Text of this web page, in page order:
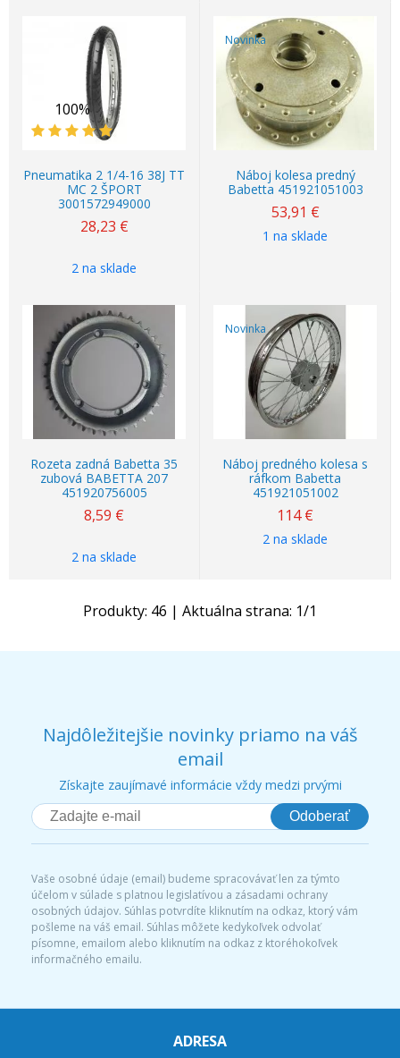
100%
Pneumatika 2 1/4-16 38J TT
MC 2 ŠPORT
3001572949000
28,23 €
2 na sklade
Novinka
Náboj kolesa predný
Babetta 451921051003
53,91 €
1 na sklade
Rozeta zadná Babetta 35
zubová BABETTA 207
451920756005
8,59 €
2 na sklade
Novinka
Náboj predného kolesa s
ráfkom Babetta
451921051002
114 €
2 na sklade
Produkty: 46 | Aktuálna strana: 1/1
Najdôležitejšie novinky priamo na váš
email
Získajte zaujímavé informácie vždy medzi prvými
Odoberať
Vaše osobné údaje (email) budeme spracovávať len za týmto
účelom v súlade s platnou legislatívou a zásadami ochrany
osobných údajov. Súhlas potvrdíte kliknutím na odkaz, ktorý vám
pošleme na váš email. Súhlas môžete kedykoľvek odvolať
písomne, emailom alebo kliknutím na odkaz z ktoréhokoľvek
informačného emailu.
ADRESA